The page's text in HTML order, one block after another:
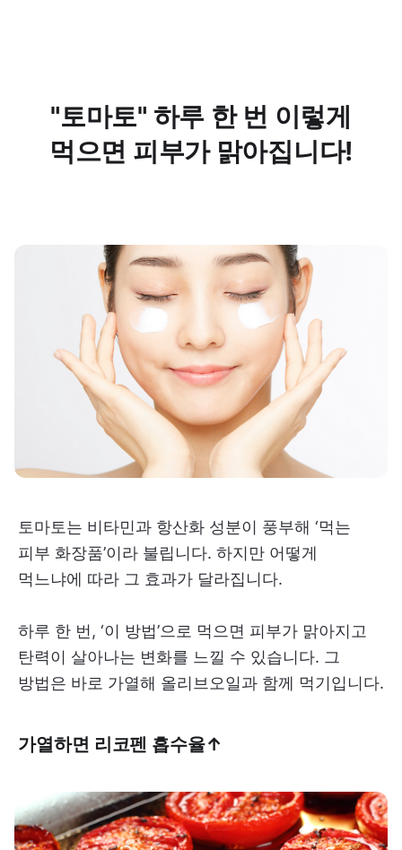
"토마토" 하루 한 번 이렇게
먹으면 피부가 맑아집니다!
토마토는 비타민과 항산화 성분이 풍부해 ‘먹는
피부 화장품’이라 불립니다. 하지만 어떻게
먹느냐에 따라 그 효과가 달라집니다.
하루 한 번, ‘이 방법’으로 먹으면 피부가 맑아지고
탄력이 살아나는 변화를 느낄 수 있습니다. 그
방법은 바로 가열해 올리브오일과 함께 먹기입니다.
가열하면 리코펜 흡수율↑